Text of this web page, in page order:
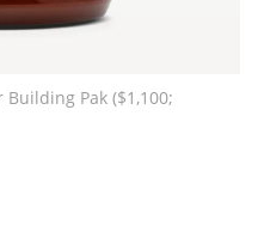
Pak ($1,100;